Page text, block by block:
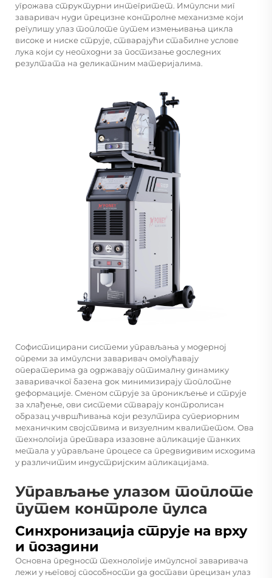
угрожава структурни интегритет. Импулсни миг
заваривач нуди прецизне контролне механизме који
регулишу улаз топлоте путем измењивања цикла
високе и ниске струје, стварајући стабилне услове
лука који су неопходни за постизање доследних
резултата на деликатним материјалима.
Софистицирани системи управљања у модерној
опреми за импулсни заваривач омогућавају
оператерима да одржавају оптималну динамику
заваривачког базена док минимизирају топлотне
деформације. Сменом струје за проникљење и струје
за хлађење, ови системи стварају контролисан
образац учвршћивања који резултира супериорним
механичким својствима и визуелним квалитетом. Ова
технологија претвара изазовне апликације танких
метала у управљане процесе са предвидивим исходима
у различитим индустријским апликацијама.
Управљање улазом топлоте
путем контроле пулса
Синхронизација струје на врху
и позадини
Основна предност технологије импулсног заваривача
лежи у његовој способности да достави прецизан улаз